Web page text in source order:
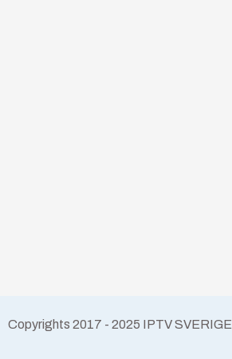
Copyrights 2017 - 2025 IPTV SVERIGE